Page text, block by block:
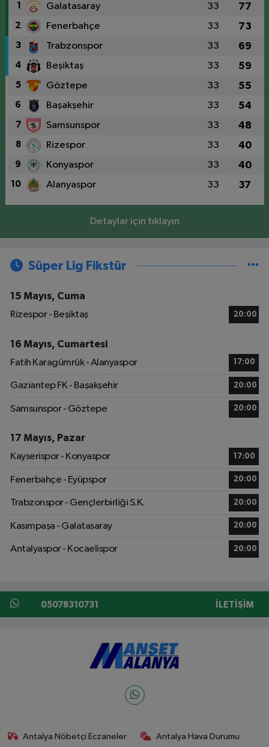
1 Galatasaray 33 77
2 Fenerbahçe 33 73
3 Trabzonspor 33 69
4 Beşiktaş 33 59
5 Göztepe 33 55
6 Başakşehir 33 54
7 Samsunspor 33 48
8 Rizespor 33 40
9 Konyaspor 33 40
10 Alanyaspor 33 37
Detaylar için tıklayın
Süper Lig Fikstür
15 Mayıs, Cuma
Rizespor - Beşiktaş
20:00
16 Mayıs, Cumartesi
Fatih Karagümrük - Alanyaspor
17:00
Gaziantep FK - Başakşehir 20:00
Samsunspor - Göztepe 20:00
17 Mayıs, Pazar
Kayserispor - Konyaspor
17:00
Fenerbahçe - Eyüpspor 20:00
Trabzonspor - Gençlerbirliği S.K. 20:00
Kasımpaşa - Galatasaray 20:00
Antalyaspor - Kocaelispor 20:00
05078310731 İLETIŞIM
Antalya Nöbetçi Eczaneler Antalya Hava Durumu